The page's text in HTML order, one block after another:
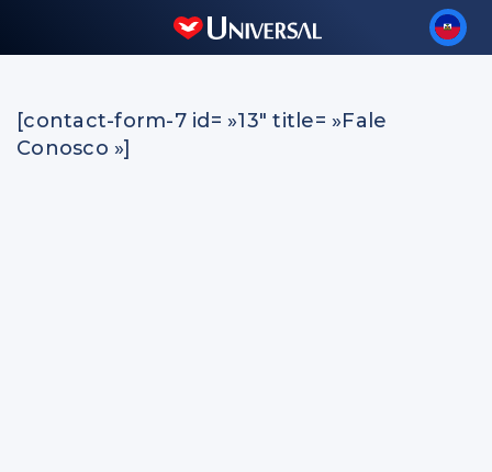
[contact-form-7 id= »13″ title= »Fale
Conosco »]